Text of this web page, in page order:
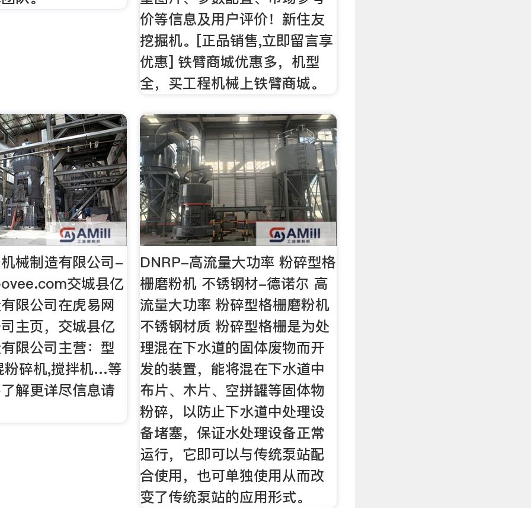
价等信息及用户评价！新住友
挖掘机。[正品销售,立即留言享
优惠] 铁臂商城优惠多，机型
全，买工程机械上铁臂商城。
械制造有限公司-
交城县亿
限公司在虎易网
主页，交城县亿
限公司主营：型
粉碎机,搅拌机…等
解更详尽信息请
DNRP-高流量大功率 粉碎型格
栅磨粉机 不锈钢材-德诺尔 高
流量大功率 粉碎型格栅磨粉机
不锈钢材质 粉碎型格栅是为处
理混在下水道的固体废物而开
发的装置，能将混在下水道中
布片、木片、空拼罐等固体物
粉碎，以防止下水道中处理设
备堵塞，保证水处理设备正常
运行，它即可以与传统泵站配
合使用，也可单独使用从而改
变了传统泵站的应用形式。